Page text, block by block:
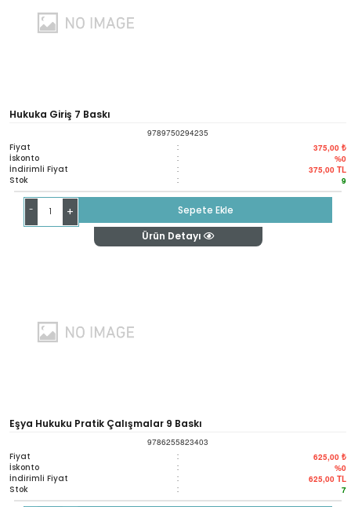
Hukuka Giriş 7 Baskı
9789750294235
Fiyat : 375,00 ₺
İskonto : %0
İndirimli Fiyat : 375,00 TL
Stok : 9
- +
Sepete Ekle
Ürün Detayı
Eşya Hukuku Pratik Çalışmalar 9 Baskı
9786255823403
Fiyat : 625,00 ₺
İskonto : %0
İndirimli Fiyat : 625,00 TL
Stok : 7